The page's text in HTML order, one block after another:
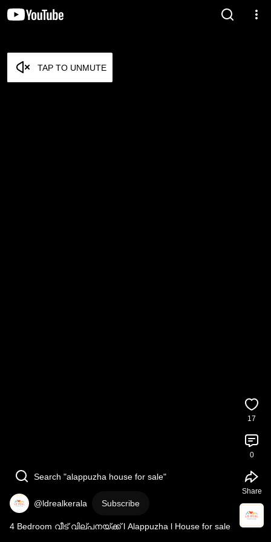
TAP TO UNMUTE
Search "alappuzha house for sale"
@ldrealkerala Subscribe
4 Bedroom വീട് വില്പനയ്ക്ക് l Alappuzha l House for sale
17
0
Share